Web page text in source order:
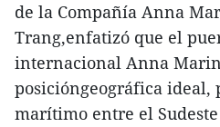
de la Compañía Anna
Trang,enfatizó que el
internacional Anna
posicióngeográfica
marítimo entre el